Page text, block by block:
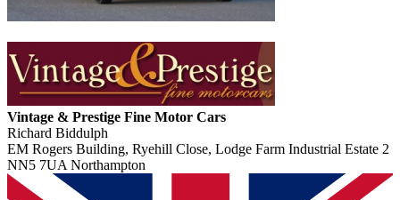
Vintage & Prestige Fine Motor Cars
Richard Biddulph
EM Rogers Building, Ryehill Close, Lodge Farm Industrial Estate 2
NN5 7UA Northampton